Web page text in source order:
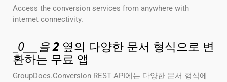
Access the conversion services from anywhere with
internet connectivity.
0___을2 옆의 다양한 문서 형식으로 변
환하는 무료 앱
GroupDocs.Conversion REST API에는 다양한 문서 형식에